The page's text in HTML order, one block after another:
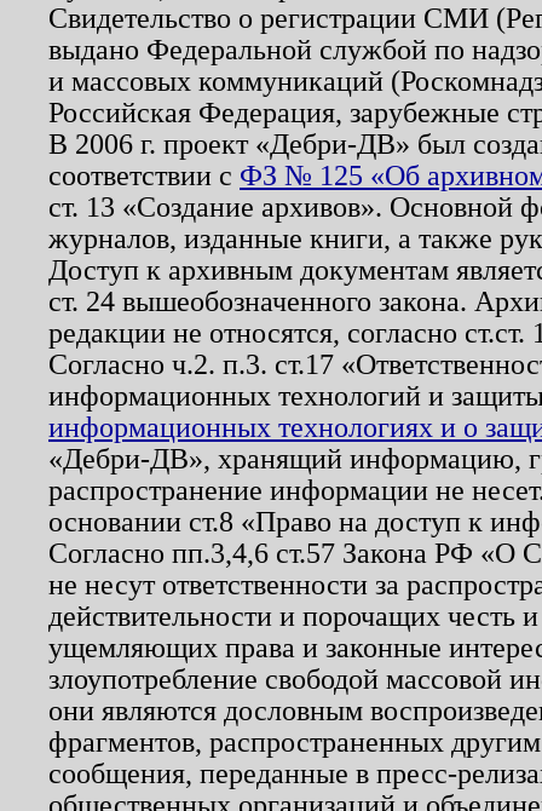
Свидетельство о регистрации СМИ
выдано Федеральной службой по
и массовых коммуникаций
Российская Федерация, зарубежные
В 2006 г. проект «Дебри-ДВ» был
соответствии с ФЗ № 125 «Об
ст. 13 «Создание архивов». Основной
журналов, изданные книги, а также
Доступ к архивным документам
ст. 24 вышеобозначенного закона.
редакции не относятся, согласно
Согласно ч.2. п.3. ст.17
информационных технологий и
информационных технологиях и о
«Дебри-ДВ», хранящий информацию,
распространение информации не
основании ст.8 «Право на доступ к
Согласно пп.3,4,6 ст.57 Закона РФ «О
не несут ответственности за
действительности и порочащих честь
ущемляющих права и законные
злоупотребление свободой массовой
они являются дословным
фрагментов, распространенных
сообщения, переданные в пресс-
общественных организаций и